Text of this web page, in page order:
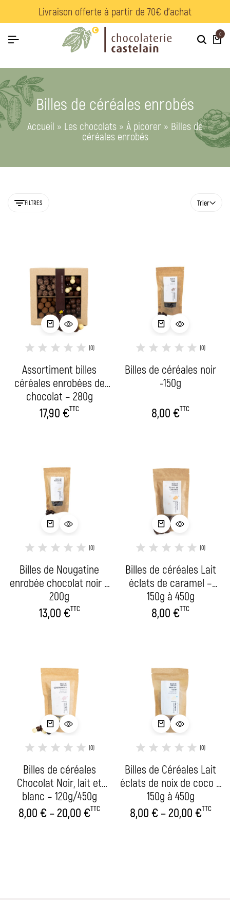
Livraison offerte à partir de 70€ d’achat
0
Billes de céréales enrobés
Accueil » Les chocolats » À picorer » Billes de
céréales enrobés
FILTRES Trier
(0)
Assortiment billes
céréales enrobées de
chocolat – 280g
17,90€TTC
(0)
Billes de céréales noir
-150g
8,00€TTC
(0)
Billes de Nougatine
enrobée chocolat noir –
200g
13,00 €TTC
(0)
Billes de céréales Lait
éclats de caramel –
150g à 450g
8,00€TTC
(0)
Billes de céréales
Chocolat Noir, lait et
blanc – 120g/450g
8,00€ –20,00€TTC
(0)
Billes de Céréales Lait
éclats de noix de coco –
150g à 450g
8,00 €–20,00 €TTC